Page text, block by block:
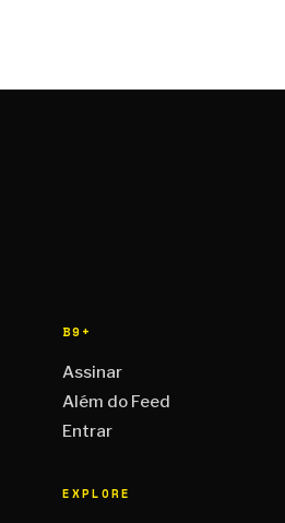
B9+
Assinar
Além do Feed
Entrar
EXPLORE